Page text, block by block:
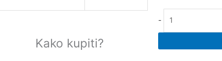
Kako kupiti?
-
9021
Black